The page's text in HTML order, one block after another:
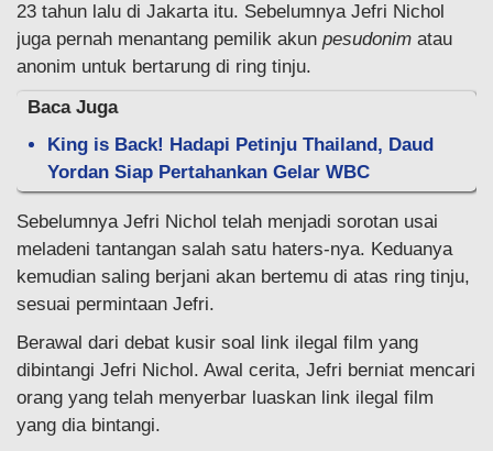
23 tahun lalu di Jakarta itu. Sebelumnya Jefri Nichol
juga pernah menantang pemilik akun pesudonim atau
anonim untuk bertarung di ring tinju.
Baca Juga
King is Back! Hadapi Petinju Thailand, Daud
Yordan Siap Pertahankan Gelar WBC
Sebelumnya Jefri Nichol telah menjadi sorotan usai
meladeni tantangan salah satu haters-nya. Keduanya
kemudian saling berjani akan bertemu di atas ring tinju,
sesuai permintaan Jefri.
Berawal dari debat kusir soal link ilegal film yang
dibintangi Jefri Nichol. Awal cerita, Jefri berniat mencari
orang yang telah menyerbar luaskan link ilegal film
yang dia bintangi.